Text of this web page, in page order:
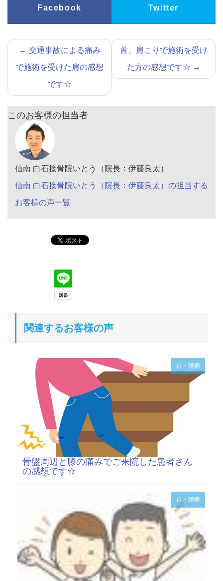
Facebook Twitter
← 交通事故による痛み
で施術を受けた肩の感想
です☆
首、肩こりで施術を受け
た方の感想です☆ →
このお客様の担当者
仙南 白石接骨院いとう（院長：伊藤良太）
仙南 白石接骨院いとう（院長：伊藤良太）の担当する
お客様の声一覧
関連するお客様の声
首・頭痛
骨盤周辺と膝の痛みでご来院した患者さん
の感想です☆
首・頭痛